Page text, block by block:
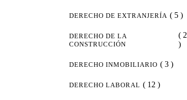
DERECHO DE EXTRANJERÍA ( 5 )
DERECHO DE LA
CONSTRUCCIÓN
( 2
)
DERECHO INMOBILIARIO ( 3 )
DERECHO LABORAL ( 12 )